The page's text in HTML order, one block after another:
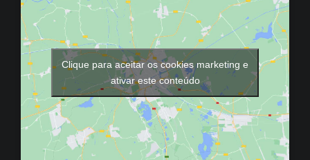
Clique para aceitar os cookies marketing e
ativar este conteúdo